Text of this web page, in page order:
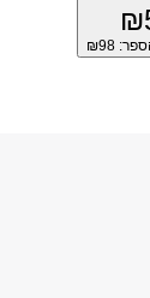
₪
₪
98